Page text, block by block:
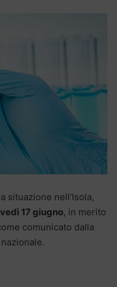
situazione nell’Isola,
17 giugno, in merito
comunicato dalla